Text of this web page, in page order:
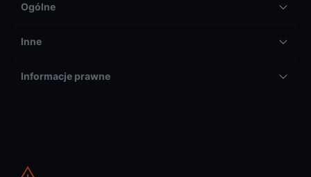
Ogólne
Inne
Informacje prawne